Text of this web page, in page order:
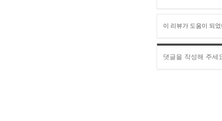
이 리뷰가 도움이 되